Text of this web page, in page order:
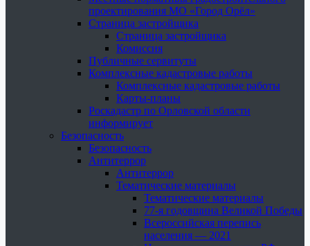
проектирования МО «Город Орёл»
Страница застройщика
Страница застройщика
Комиссия
Публичные сервитуты
Комплексные кадастровые работы
Комплексные кадастровые работы
Карты-планы
Роскадастр по Орловской области
информирует
Безопасность
Безопасность
Антитеррор
Антитеррор
Тематические материалы
Тематические материалы
77-я годовщина Великой Победы
Всероссийская перепись
населения — 2021